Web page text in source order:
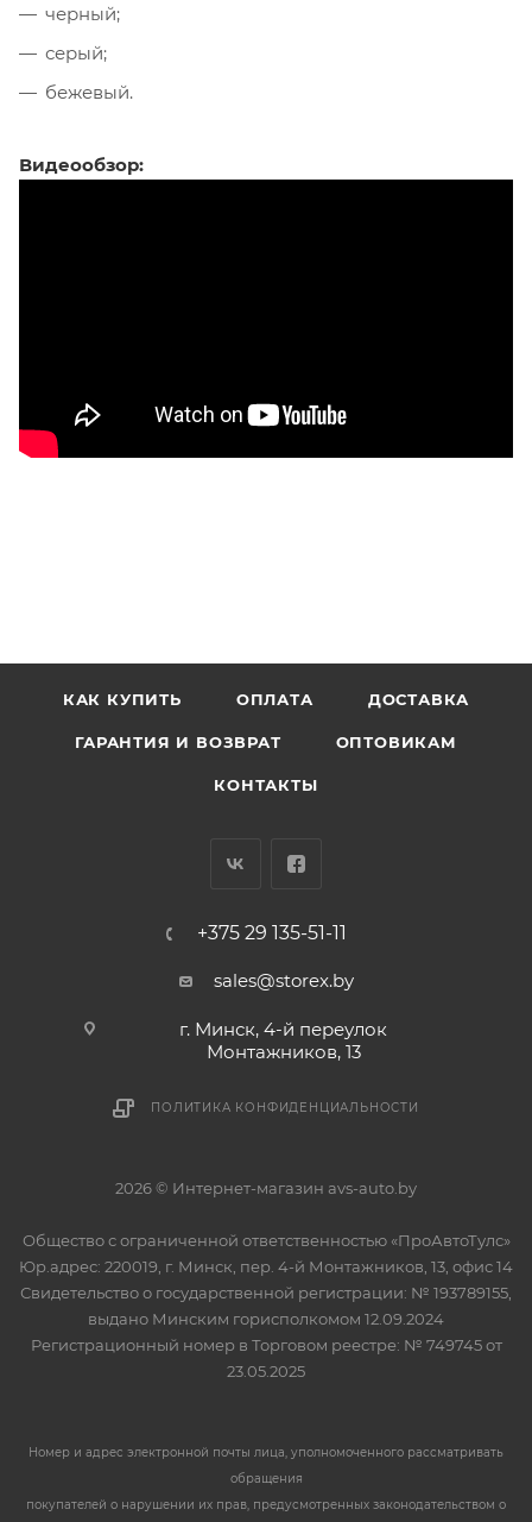
черный;
серый;
бежевый.
Видеообзор:
КАК КУПИТЬ ОПЛАТА ДОСТАВКА
ГАРАНТИЯ И ВОЗВРАТ ОПТОВИКАМ
КОНТАКТЫ
+375 29 135-51-11
sales@storex.by
г. Минск, 4-й переулок
Монтажников, 13
ПОЛИТИКА КОНФИДЕНЦИАЛЬНОСТИ
2026 © Интернет-магазин avs-auto.by
Общество с ограниченной ответственностью «ПроАвтоТулс»
Юр.адрес: 220019, г. Минск, пер. 4-й Монтажников, 13, офис 14
Свидетельство о государственной регистрации: № 193789155,
выдано Минским горисполкомом 12.09.2024
Регистрационный номер в Торговом реестре: № 749745 от
23.05.2025
Номер и адрес электронной почты лица, уполномоченного рассматривать
обращения
покупателей о нарушении их прав, предусмотренных законодательством о